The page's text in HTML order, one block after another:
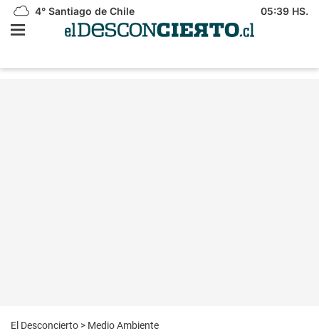
4° Santiago de Chile 05:39 HS.
El Desconcierto > Medio Ambiente